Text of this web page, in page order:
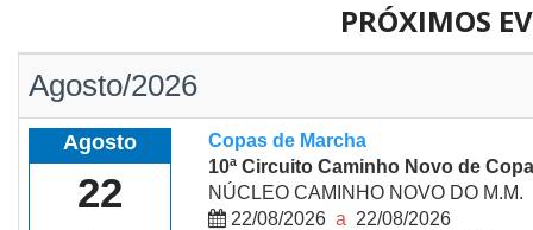
PRÓXIMOS
Agosto/2026
Agosto
22
Copas de Marcha
10ª Circuito Caminho Novo de
NÚCLEO CAMINHO NOVO DO M.M.
22/08/2026 a 22/08/2026